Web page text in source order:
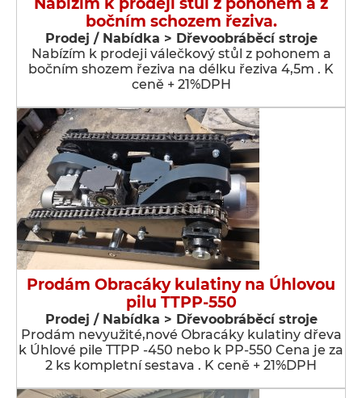
bočním schozem řeziva.
Prodej / Nabídka > Dřevoobráběcí stroje
Nabízím k prodeji válečkový stůl z pohonem a
bočním shozem řeziva na délku řeziva 4,5m . K
ceně + 21%DPH
Prodám Obracáky kulatiny na Úhlovou
pilu TTPP-550
Prodej / Nabídka > Dřevoobráběcí stroje
Prodám nevyužité,nové Obracáky kulatiny dřeva
k Úhlové pile TTPP -450 nebo k PP-550 Cena je za
2 ks kompletní sestava . K ceně + 21%DPH